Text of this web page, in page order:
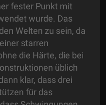
fester Punkt mit
wurde. Das
Welten zu sein, da
starren
die Härte, die bei
üblich
klar, dass drei
für das